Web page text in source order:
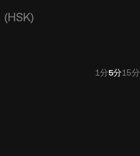
(HSK)
1分5分15分